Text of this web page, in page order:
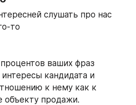
слушать про нас
то
ваших фраз
интересы кандидата и
к нему как к
объекту продажи.